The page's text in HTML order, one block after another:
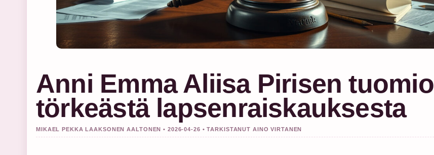
Anni Emma Aliisa Pirisen tuomio
törkeästä lapsenraiskauksesta
MIKAEL PEKKA LAAKSONEN AALTONEN • 2026-04-26 • TARKISTANUT AINO VIRTANEN